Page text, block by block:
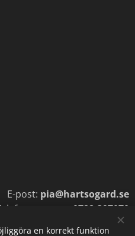
E-post: pia@hartsogard.se
0722-397070
E-post:lars@hartsogard.se
en korrekt funktion